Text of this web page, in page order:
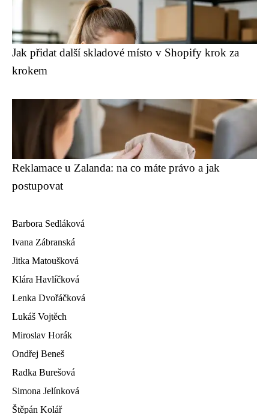
Jak přidat další skladové místo v Shopify krok za
krokem
Reklamace u Zalanda: na co máte právo a jak
postupovat
Barbora Sedláková
Ivana Zábranská
Jitka Matoušková
Klára Havlíčková
Lenka Dvořáčková
Lukáš Vojtěch
Miroslav Horák
Ondřej Beneš
Radka Burešová
Simona Jelínková
Štěpán Kolář